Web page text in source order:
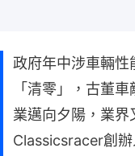
政府年中涉車輛性
「清零」，古董
業邁向夕陽，業
Classicsracer創辦